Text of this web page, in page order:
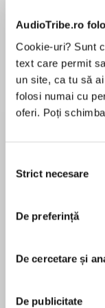
AudioTribe.ro
Cookie-uri? Sunt
text care permit
un site, ca tu să
folosi numai cu
oferi. Poți
consimțământului
Strict necesare
De preferință
De cercetare și
De publicitate
Despre
Features
Minimize
green lifestyle
Want to join
initiative?
create a
scaling back
În acest
Liz Barclay